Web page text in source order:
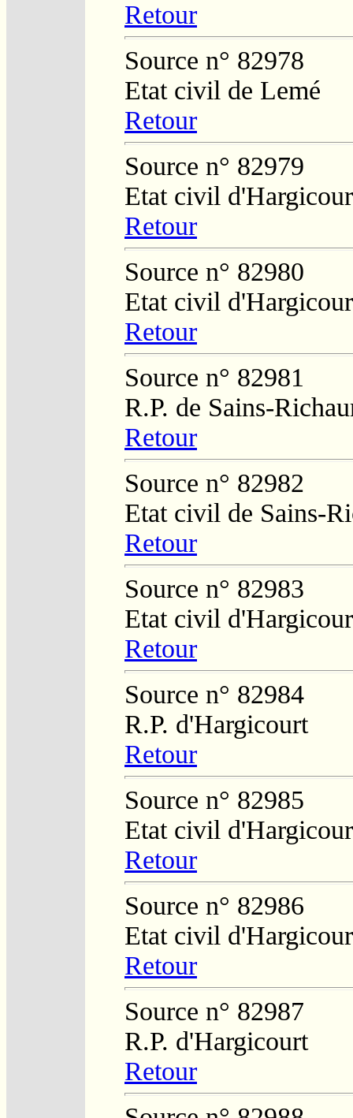
Retour
Source n° 82978
Etat civil de Lemé
Retour
Source n° 82979
Etat civil
Retour
Source n° 82980
Etat civil
Retour
Source n° 82981
R.P. de Sains-
Retour
Source n° 82982
Etat civil de Sains-
Retour
Source n° 82983
Etat civil
Retour
Source n° 82984
R.P. d'Hargicourt
Retour
Source n° 82985
Etat civil
Retour
Source n° 82986
Etat civil
Retour
Source n° 82987
R.P. d'Hargicourt
Retour